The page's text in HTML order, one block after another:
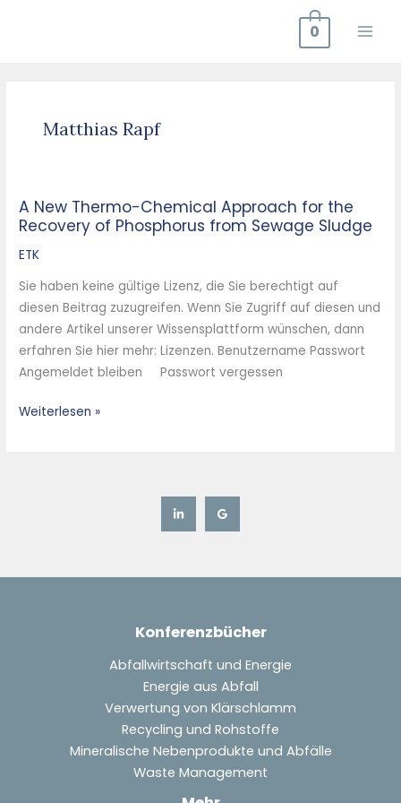
0
Matthias Rapf
A New Thermo-Chemical Approach for the
Recovery of Phosphorus from Sewage Sludge
ETK
Sie haben keine gültige Lizenz, die Sie berechtigt auf
diesen Beitrag zuzugreifen. Wenn Sie Zugriff auf diesen und
andere Artikel unserer Wissensplattform wünschen, dann
erfahren Sie hier mehr: Lizenzen. Benutzername Passwort
Angemeldet bleiben Passwort vergessen
A
New
Thermo-
Approach
for
the
Recovery
of
Weiterlesen »
Konferenzbücher
Abfallwirtschaft und Energie
Energie aus Abfall
Verwertung von Klärschlamm
Recycling und Rohstoffe
Mineralische Nebenprodukte und Abfälle
Waste Management